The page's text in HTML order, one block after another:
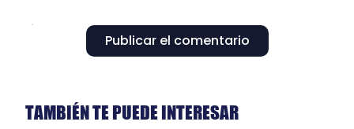
Publicar el comentario
TAMBIÉN TE PUEDE INTERESAR